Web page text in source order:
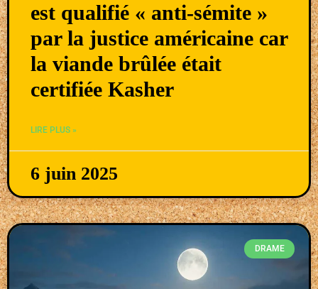
est qualifié « anti-sémite »
par la justice américaine car
la viande brûlée était
certifiée Kasher
LIRE PLUS »
6 juin 2025
DRAME